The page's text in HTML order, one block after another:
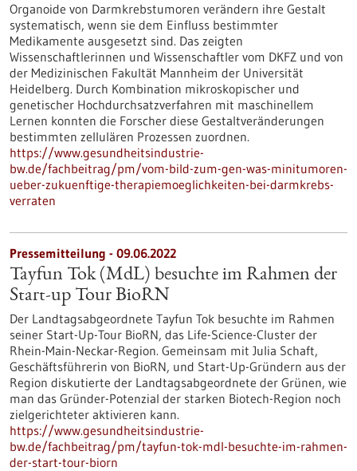
Organoide von Darmkrebstumoren verändern ihre Gestalt
systematisch, wenn sie dem Einfluss bestimmter
Medikamente ausgesetzt sind. Das zeigten
Wissenschaftlerinnen und Wissenschaftler vom DKFZ und von
der Medizinischen Fakultät Mannheim der Universität
Heidelberg. Durch Kombination mikroskopischer und
genetischer Hochdurchsatzverfahren mit maschinellem
Lernen konnten die Forscher diese Gestaltveränderungen
bestimmten zellulären Prozessen zuordnen.
https://www.gesundheitsindustrie-
bw.de/fachbeitrag/pm/vom-bild-zum-gen-was-minitumoren-
ueber-zukuenftige-therapiemoeglichkeiten-bei-darmkrebs-
verraten
Pressemitteilung - 09.06.2022
Tayfun Tok (MdL) besuchte im Rahmen der
Start-up Tour BioRN
Der Landtagsabgeordnete Tayfun Tok besuchte im Rahmen
seiner Start-Up-Tour BioRN, das Life-Science-Cluster der
Rhein-Main-Neckar-Region. Gemeinsam mit Julia Schaft,
Geschäftsführerin von BioRN, und Start-Up-Gründern aus der
Region diskutierte der Landtagsabgeordnete der Grünen, wie
man das Gründer-Potenzial der starken Biotech-Region noch
zielgerichteter aktivieren kann.
https://www.gesundheitsindustrie-
bw.de/fachbeitrag/pm/tayfun-tok-mdl-besuchte-im-rahmen-
der-start-tour-biorn